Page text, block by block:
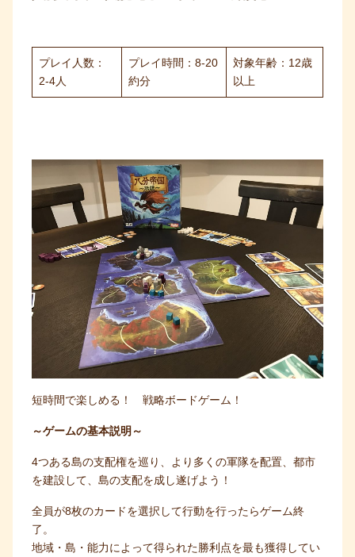
プレイ人数：
2-4人
プレイ時間：8-20
約分
対象年齢：12歳
以上
短時間で楽しめる！ 戦略ボードゲーム！
～ゲームの基本説明～
4つある島の支配権を巡り、より多くの軍隊を配置、都市
を建設して、島の支配を成し遂げよう！
全員が8枚のカードを選択して行動を行ったらゲーム終
了。
地域・島・能力によって得られた勝利点を最も獲得してい